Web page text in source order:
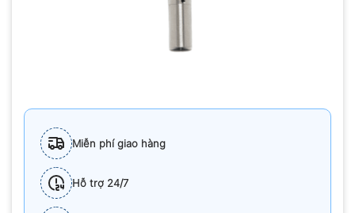
Miễn phí giao hàng
Hỗ trợ 24/7